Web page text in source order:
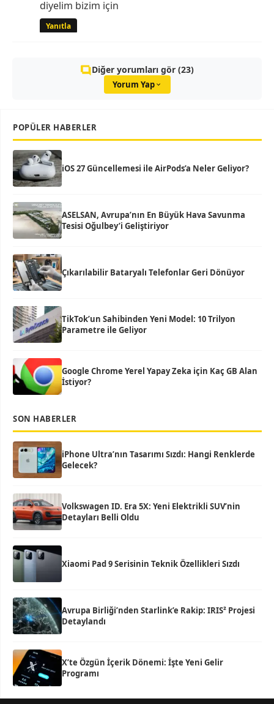
diyelim bizim için
Yanıtla
Diğer yorumları gör (23)
Yorum Yap
POPÜLER HABERLER
iOS 27 Güncellemesi ile AirPods’a Neler Geliyor?
ASELSAN, Avrupa’nın En Büyük Hava Savunma
Tesisi Oğulbey’i Geliştiriyor
Çıkarılabilir Bataryalı Telefonlar Geri Dönüyor
TikTok’un Sahibinden Yeni Model: 10 Trilyon
Parametre ile Geliyor
Google Chrome Yerel Yapay Zeka için Kaç GB Alan
İstiyor?
SON HABERLER
iPhone Ultra’nın Tasarımı Sızdı: Hangi Renklerde
Gelecek?
Volkswagen ID. Era 5X: Yeni Elektrikli SUV’nin
Detayları Belli Oldu
Xiaomi Pad 9 Serisinin Teknik Özellikleri Sızdı
Avrupa Birliği’nden Starlink’e Rakip: IRIS² Projesi
Detaylandı
X’te Özgün İçerik Dönemi: İşte Yeni Gelir
Programı